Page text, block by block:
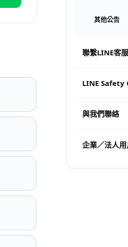
其他公告
聯繫LINE客
LINE Safety
與我們聯絡
企業／法人用